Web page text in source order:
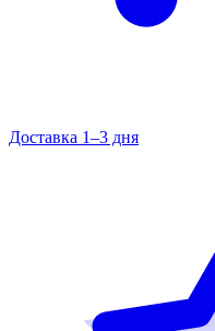
Доставка 1–3 дня